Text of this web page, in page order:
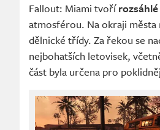
Fallout: Miami tvoří
atmosférou. Na okraji
dělnické třídy. Za řekou se
nejbohatších letovisek,
část byla určena pro